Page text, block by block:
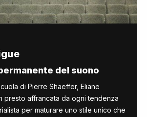
del suono
di Pierre Shaeffer, Eliane
presto affrancata da ogni tendenza
per maturare uno stile unico che